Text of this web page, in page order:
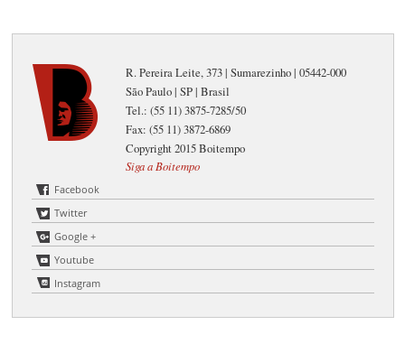
R. Pereira Leite, 373 | Sumarezinho | 05442-000
São Paulo | SP | Brasil
Tel.: (55 11) 3875-7285/50
Fax: (55 11) 3872-6869
Copyright 2015 Boitempo
Siga a Boitempo
Facebook
Twitter
Google +
Youtube
Instagram